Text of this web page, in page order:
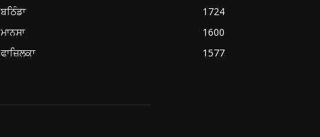
ਬਠਿੰਡਾ
1724
ਮਾਨਸਾ
1600
ਫਾਜ਼ਿਲਕਾ
1577